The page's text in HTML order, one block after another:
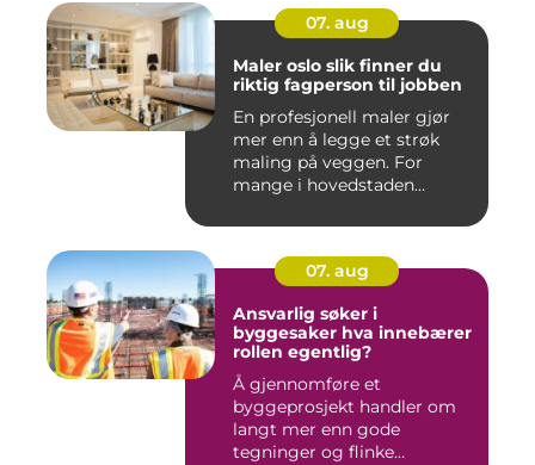
07. aug
Maler oslo slik finner du
riktig fagperson til jobben
En profesjonell maler gjør
mer enn å legge et strøk
maling på veggen. For
mange i hovedstaden
07. aug
Ansvarlig søker i
byggesaker hva innebærer
rollen egentlig?
Å gjennomføre et
byggeprosjekt handler om
langt mer enn gode
tegninger og flinke